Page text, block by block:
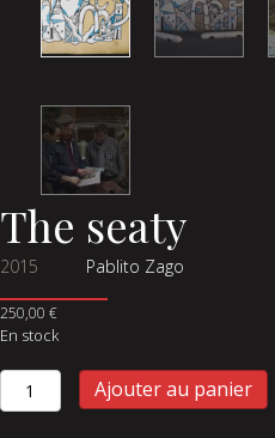
The seaty
2015 Pablito Zago
250,00 €
En stock
quantité
de
Ajouter au panier